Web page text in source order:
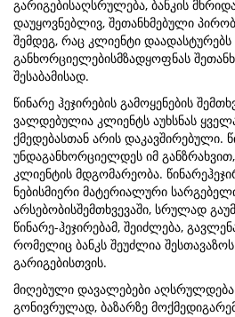
გარიგებისაღსრულება, ბანკის
დაუყოვნებლივ, შეთანხმებული
შემდეგ, რაც კლიენტი დაადასტურებს
განხორციელებისმზადყოფნას
შესაბამისად.
წინარე ჰეჯირების გამოყენების
ვალდებულია კლიენტს აუხსნას
ქმედებასთან არის დაკავშირებული.
უნდაგანხორციელდეს იმ
კლიენტის მდგომარეობა.
ნებისმიერი მატერიალური
არსებობისშემთხვევაში, სრულად
წინარე-ჰეჯირებამ, შეიძლება,
რომელიც ბანკს შეუძლია
გარიგებისთვის.
მიღებული დავალებები
გონივრულად, ბაზარზე